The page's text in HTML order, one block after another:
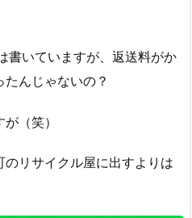
書いていますが、返送料がか
んじゃないの？
（笑）
リサイクル屋に出すよりは